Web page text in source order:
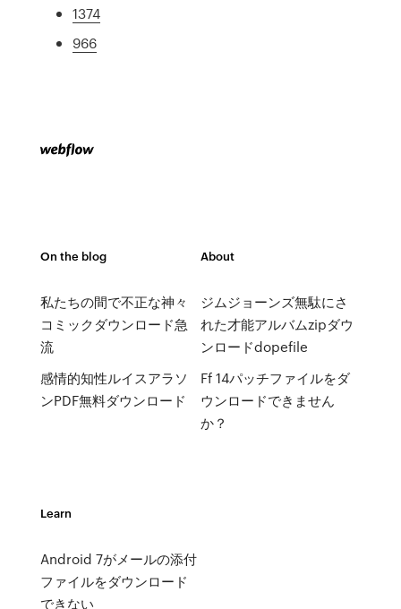
1374
966
On the blog
私たちの間で不正な神々
コミックダウンロード急
流
感情的知性ルイスアラソ
ンPDF無料ダウンロード
About
ジムジョーンズ無駄にさ
れた才能アルバムzipダウ
ンロードdopefile
Ff 14パッチファイルをダ
ウンロードできません
か？
Learn
Android 7がメールの添付
ファイルをダウンロード
できない